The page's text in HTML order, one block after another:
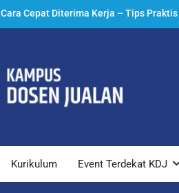
Cara Cepat Diterima Kerja – Tips Praktis
yang Bisa Anda Terapkan
Cara Dapat Pekerjaan – Langkah Praktis
untuk Memperbesar Peluang Kerja
Kurikulum Event Terdekat KDJ